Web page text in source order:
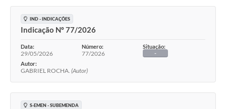
IND - INDICAÇÕES
Indicação Nº 77/2026
Data:
29/05/2026
Número:
77/2026
Situação:
-
Autor:
GABRIEL ROCHA. (Autor)
S-EMEN - SUBEMENDA